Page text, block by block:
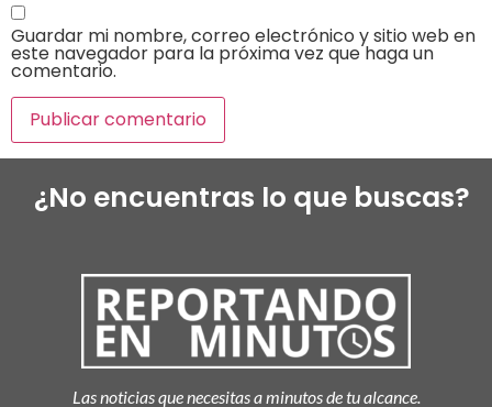
Guardar mi nombre, correo electrónico y sitio web en
este navegador para la próxima vez que haga un
comentario.
¿No encuentras lo que buscas?
Las noticias que necesitas a minutos de tu alcance.